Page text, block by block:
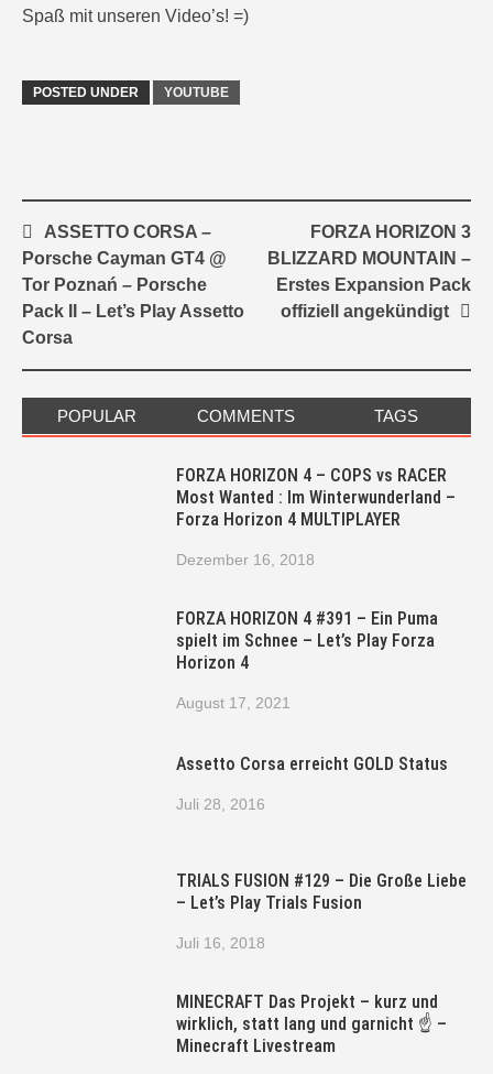
Spaß mit unseren Video’s! =)
POSTED UNDER YOUTUBE
Post
navigation
ASSETTO CORSA –
Porsche Cayman GT4 @
Tor Poznań – Porsche
Pack II – Let’s Play Assetto
Corsa
FORZA HORIZON 3
BLIZZARD MOUNTAIN –
Erstes Expansion Pack
offiziell angekündigt
POPULAR COMMENTS TAGS
FORZA HORIZON 4 – COPS vs RACER
Most Wanted : Im Winterwunderland –
Forza Horizon 4 MULTIPLAYER
Dezember 16, 2018
FORZA HORIZON 4 #391 – Ein Puma
spielt im Schnee – Let’s Play Forza
Horizon 4
August 17, 2021
Assetto Corsa erreicht GOLD Status
Juli 28, 2016
TRIALS FUSION #129 – Die Große Liebe
– Let’s Play Trials Fusion
Juli 16, 2018
MINECRAFT Das Projekt – kurz und
wirklich, statt lang und garnicht ☝ –
Minecraft Livestream